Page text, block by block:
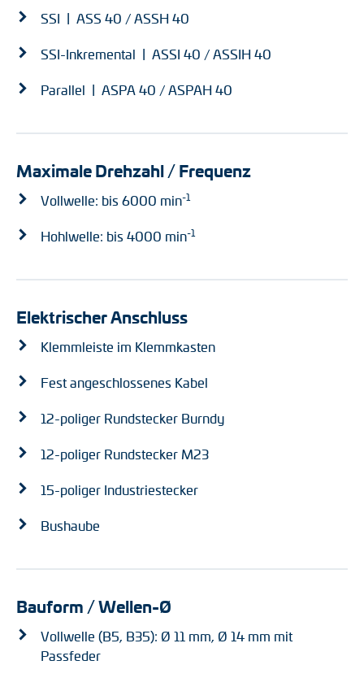
SSI | ASS 40 / ASSH 40
SSI-Inkremental | ASSI 40 / ASSIH 40
Parallel | ASPA 40 / ASPAH 40
Maximale Drehzahl / Frequenz
Vollwelle: bis 6000 min-1
Hohlwelle: bis 4000 min-1
Elektrischer Anschluss
Klemmleiste im Klemmkasten
Fest angeschlossenes Kabel
12-poliger Rundstecker Burndy
12-poliger Rundstecker M23
15-poliger Industriestecker
Bushaube
Bauform / Wellen-Ø
Vollwelle (B5, B35): Ø 11 mm, Ø 14 mm mit
Passfeder